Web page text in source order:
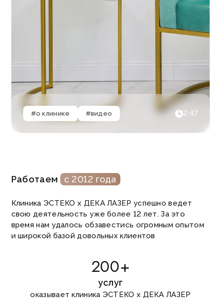
#о клинике #видео 2:47
Работаем с 2012 года
Клиника ЭСТЕКО х ДЕКА ЛАЗЕР успешно ведет
свою деятельность уже более 12 лет. За это
время нам удалось обзавестись огромным опытом
и широкой базой довольных клиентов
200+
услуг
оказывает клиника ЭСТЕКО х ДЕКА ЛАЗЕР